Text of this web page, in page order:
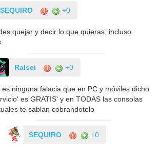
SEQUIRO +0
quejar y decir lo que quieras, incluso
Ralsei +0
es ninguna falacia que en PC y móviles dicho
es GRATIS' y en TODAS las consolas
te sablan cobrandotelo
SEQUIRO +0